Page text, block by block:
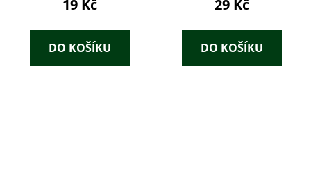
19 Kč
DO KOŠÍKU
29 Kč
DO KOŠÍKU